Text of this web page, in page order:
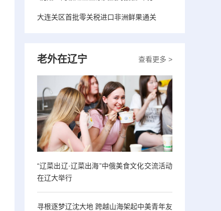
大连关区首批零关税进口非洲鲜果通关
查看更多 >
老外在辽宁
“辽菜出辽·辽菜出海”中俄美食文化交流活动
在辽大举行
寻根逐梦辽沈大地 跨越山海架起中美青年友